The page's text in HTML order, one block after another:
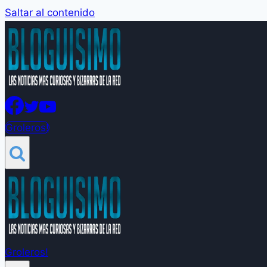
Saltar al contenido
Groleros!
Groleros!